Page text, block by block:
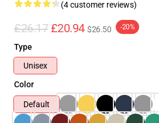
(4 customer reviews)
£26.17 £20.94 $26.50 -20%
Type
Unisex
Color
Default